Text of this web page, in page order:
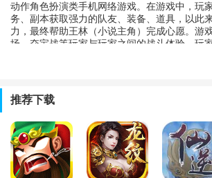
动作角色扮演类手机网络游戏。在游戏中，玩
务、副本获取强力的队友、装备、道具，以此
力，最终帮助王林（小说主角）完成心愿。游
场、夺宝战等玩家与玩家之间的战斗体验，玩
独有的技能以及属性来合理分配自己的阵容，
推荐下载